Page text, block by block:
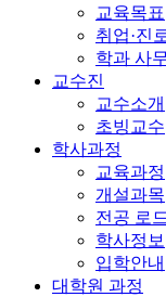
교육목표
취업·진
학과 사
교수진
교수소개
초빙교수
학사과정
교육과정
개설과목
전공 로
학사정보
입학안내
대학원 과정